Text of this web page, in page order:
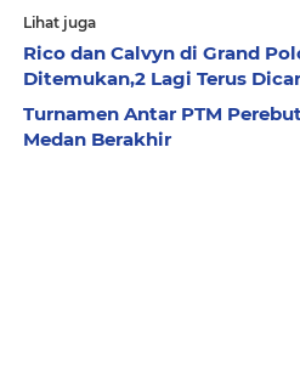
Lihat juga
Rico dan Calvyn di Grand
Ditemukan,2 Lagi Terus
Turnamen Antar PTM
Medan Berakhir